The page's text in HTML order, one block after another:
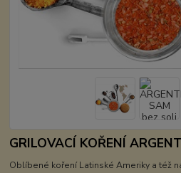
GRILOVACÍ KOŘENÍ
Oblíbené koření Latinské Ameriky a též